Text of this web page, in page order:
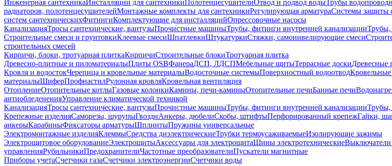
Инженерная сантехникаИнсталляции для сантехникиПолотенцесушителиОтвод и подвод водыТрубы
радиаторов, полотенцесушителейМонтажные комплекты для сантехникиРегулирующая арматураСистемы защиты
систем сантехническихФитингиКомплектующие для инсталляцийОпрессовочные насосы
КанализацияТросы сантехнические, вантузыПрочистные машиныТрубы, фитинги внутренней канализацииТрубы,
Строительные смеси и грунтовкиКлеевые смесиШпатлевкиШтукатуркиСтяжки, самонивелирующие смеси
строительных смесей
Кирпичи, блоки, тротуарная плиткаКирпичиСтроительные блокиТротуарная плитка
Древесно-плитные и пиломатериалыПлиты OSBФанераДСП, ЛДСПМебельные щитыТеррасные доскиДревесные
Кровля и водостокЧерепица и кровельные материалыВодосточные системыПоверхностный водоотвод
материалыШиферПрофнастилРулонная кровляКровельная вентиляция
ОтоплениеОтопительные котлыГазовые колонкиКамины, печи-каминыОтопительные печиБанные печи
антиобледененияУправление климатической техникой
КанализацияТросы сантехнические, вантузыПрочистные машиныТрубы, фитинги внутренней канализацииТрубы,
Крепежные изделияСаморезы, шурупыГвоздиАнкеры, дюбелиСкобы, штифтыПерфорированный крепежГайки,
анкерыКарабиныФиксаторы арматурыШплинтыПружины универсальные
Электромонтажные изделияКлеммыСредства диэлектрическиеТрубки термоусаживаемыеИзолирующие зажимы
Электрощитовое оборудованиеЭлектрощитыАксессуары для электрощитаШины электротехническиеВыключатели
управленияРубильникиПредохранителиЧастотные преобразователиПускатели магнитные
Приборы учетаСчетчики газаСчетчики электроэнергииСчетчики воды